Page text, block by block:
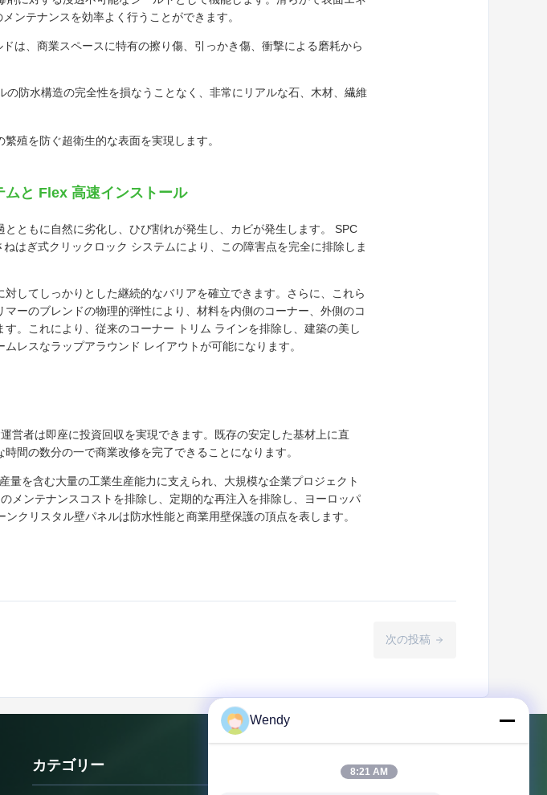
ンテナンスを効率よく行うことができます。
は、商業スペースに特有の擦り傷、引っかき傷、衝撃による磨耗から
の防水構造の完全性を損なうことなく、非常にリアルな石、木材、繊維
殖を防ぐ超衛生的な表面を実現します。
ムと Flex 高速インストール
ともに自然に劣化し、ひび割れが発生し、カビが発生します。 SPC
はぎ式クリックロック システムにより、この障害点を完全に排除しま
してしっかりとした継続的なバリアを確立できます。さらに、これら
ーのブレンドの物理的弾性により、材料を内側のコーナー、外側のコ
。これにより、従来のコーナー トリム ラインを排除し、建築の美し
レスなラップアラウンド レイアウトが可能になります。
営者は即座に投資回収を実現できます。既存の安定した基材上に直
間の数分の一で商業改修を完了できることになります。
を含む大量の工業生産能力に支えられ、大規模な企業プロジェクト
メンテナンスコストを排除し、定期的な再注入を排除し、ヨーロッパ
クリスタル壁パネルは防水性能と商業用壁保護の頂点を表します。
次の投稿
カテゴリー 連絡 ください
Wendy
8:21 AM